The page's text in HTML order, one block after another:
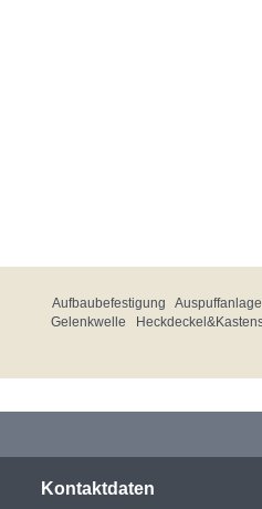
Aufbaubefestigung Auspuffanlage
Gelenkwelle
Kontaktdaten